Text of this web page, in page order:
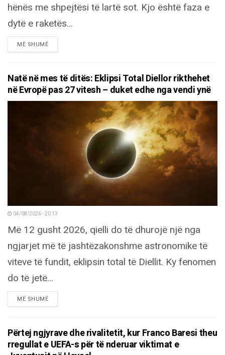
hënës me shpejtësi të lartë sot. Kjo është faza e
dytë e raketës...
MË SHUMËDETAILS
Natë në mes të ditës: Eklipsi Total Diellor rikthehet
në Evropë pas 27 vitesh – duket edhe nga vendi ynë
04/08/2026 - 20:13
Më 12 gusht 2026, qielli do të dhurojë një nga
ngjarjet më të jashtëzakonshme astronomike të
viteve të fundit, eklipsin total të Diellit. Ky fenomen
do të jetë...
MË SHUMËDETAILS
Përtej ngjyrave dhe rivalitetit, kur Franco Baresi theu
rregullat e UEFA-s për të nderuar viktimat e